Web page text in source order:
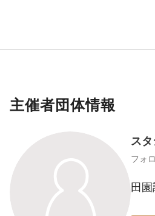
主催者団体情報
ス
フォ
田